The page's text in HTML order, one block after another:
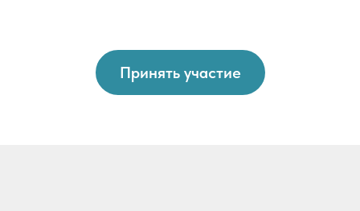
Принять участие